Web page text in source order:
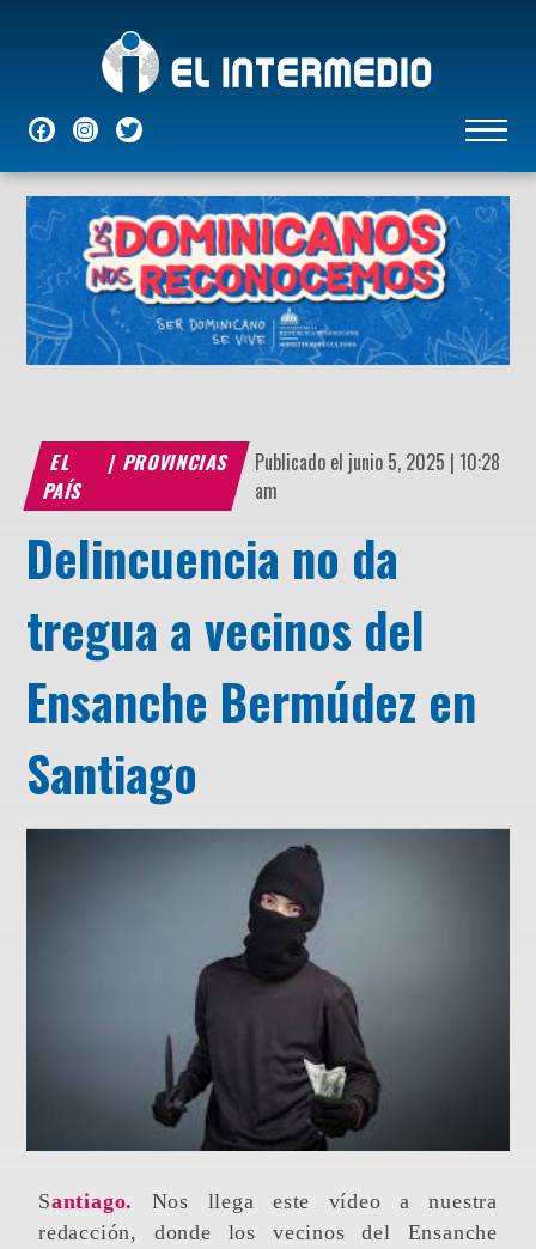
NACIONALES INTERNACIONALESECONÓMICASDEPORTES ENTRETENIMIENTO
EL
PAÍS
| PROVINCIAS
Publicado el junio 5, 2025 | 10:28
am
Delincuencia no da
tregua a vecinos del
Ensanche Bermúdez en
Santiago
Santiago.
Nos llega este vídeo a nuestra
redacción, donde los vecinos del Ensanche